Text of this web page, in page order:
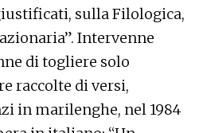
sulla Filologica,
Intervenne
di togliere solo
raccolte di versi,
in marilenghe, nel 1984